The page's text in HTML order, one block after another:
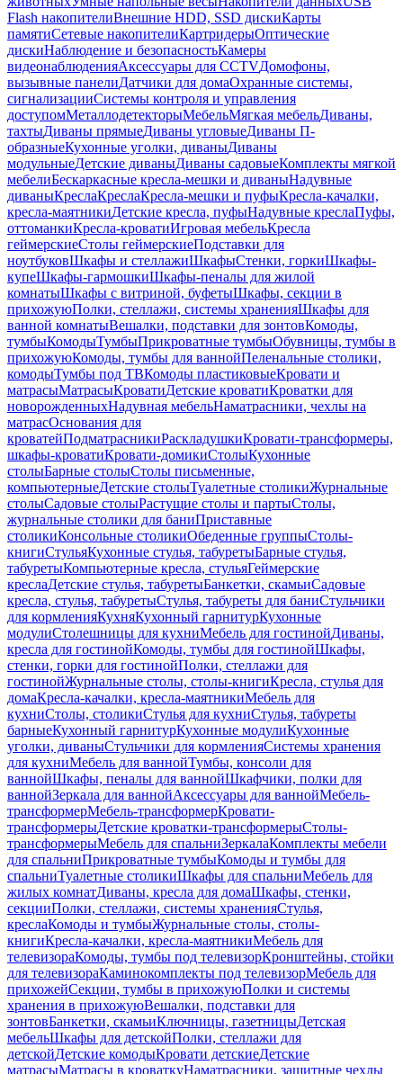
Flash накопителиВнешние HDD, SSD дискиКарты
памятиСетевые накопителиКартридерыОптические
дискиНаблюдение и безопасностьКамеры
видеонаблюденияАксессуары для CCTVДомофоны,
вызывные панелиДатчики для домаОхранные системы,
сигнализацииСистемы контроля и управления
доступомМеталлодетекторыМебельМягкая мебельДиваны,
тахтыДиваны прямыеДиваны угловыеДиваны П-
образныеКухонные уголки, диваныДиваны
модульныеДетские диваныДиваны садовыеКомплекты мягкой
мебелиБескаркасные кресла-мешки и диваныНадувные
диваныКреслаКреслаКресла-мешки и пуфыКресла-качалки,
кресла-маятникиДетские кресла, пуфыНадувные креслаПуфы,
оттоманкиКресла-кроватиИгровая мебельКресла
геймерскиеСтолы геймерскиеПодставки для
ноутбуковШкафы и стеллажиШкафыСтенки, горкиШкафы-
купеШкафы-гармошкиШкафы-пеналы для жилой
комнатыШкафы с витриной, буфетыШкафы, секции в
прихожуюПолки, стеллажи, системы храненияШкафы для
ванной комнатыВешалки, подставки для зонтовКомоды,
тумбыКомодыТумбыПрикроватные тумбыОбувницы, тумбы в
прихожуюКомоды, тумбы для ваннойПеленальные столики,
комодыТумбы под ТВКомоды пластиковыеКровати и
матрасыМатрасыКроватиДетские кроватиКроватки для
новорожденныхНадувная мебельНаматрасники, чехлы на
матрасОснования для
кроватейПодматрасникиРаскладушкиКровати-трансформеры,
шкафы-кроватиКровати-домикиСтолыКухонные
столыБарные столыСтолы письменные,
компьютерныеДетские столыТуалетные столикиЖурнальные
столыСадовые столыРастущие столы и партыСтолы,
журнальные столики для баниПриставные
столикиКонсольные столикиОбеденные группыСтолы-
книгиСтульяКухонные стулья, табуретыБарные стулья,
табуретыКомпьютерные кресла, стульяГеймерские
креслаДетские стулья, табуретыБанкетки, скамьиСадовые
кресла, стулья, табуретыСтулья, табуреты для баниСтульчики
для кормленияКухняКухонный гарнитурКухонные
модулиСтолешницы для кухниМебель для гостинойДиваны,
кресла для гостинойКомоды, тумбы для гостинойШкафы,
стенки, горки для гостинойПолки, стеллажи для
гостинойЖурнальные столы, столы-книгиКресла, стулья для
домаКресла-качалки, кресла-маятникиМебель для
кухниСтолы, столикиСтулья для кухниСтулья, табуреты
барныеКухонный гарнитурКухонные модулиКухонные
уголки, диваныСтульчики для кормленияСистемы хранения
для кухниМебель для ваннойТумбы, консоли для
ваннойШкафы, пеналы для ваннойШкафчики, полки для
ваннойЗеркала для ваннойАксессуары для ваннойМебель-
трансформерМебель-трансформерКровати-
трансформерыДетские кроватки-трансформерыСтолы-
трансформерыМебель для спальниЗеркалаКомплекты мебели
для спальниПрикроватные тумбыКомоды и тумбы для
спальниТуалетные столикиШкафы для спальниМебель для
жилых комнатДиваны, кресла для домаШкафы, стенки,
секцииПолки, стеллажи, системы храненияСтулья,
креслаКомоды и тумбыЖурнальные столы, столы-
книгиКресла-качалки, кресла-маятникиМебель для
телевизораКомоды, тумбы под телевизорКронштейны, стойки
для телевизораКаминокомплекты под телевизорМебель для
прихожейСекции, тумбы в прихожуюПолки и системы
хранения в прихожуюВешалки, подставки для
зонтовБанкетки, скамьиКлючницы, газетницыДетская
мебельШкафы для детскойПолки, стеллажи для
детскойДетские комодыКровати детскиеДетские
матрасыМатрасы в кроваткуНаматрасники, защитные чехлы